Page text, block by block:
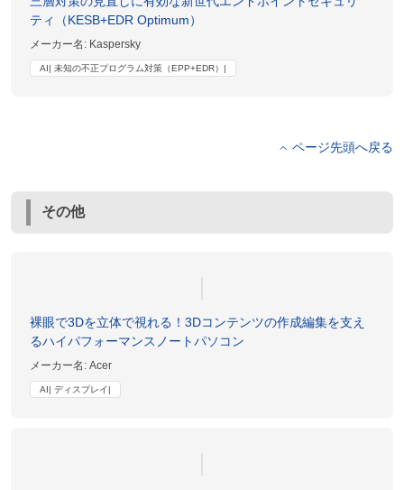
ティ（KESB+EDR Optimum）
メーカー名: Kaspersky
AI| 未知の不正プログラム対策（EPP+EDR）|
ページ先頭へ戻る
その他
裸眼で3Dを立体で視れる！3Dコンテンツの作成編集を支え
るハイパフォーマンスノートパソコン
メーカー名:Acer
AI| ディスプレイ|